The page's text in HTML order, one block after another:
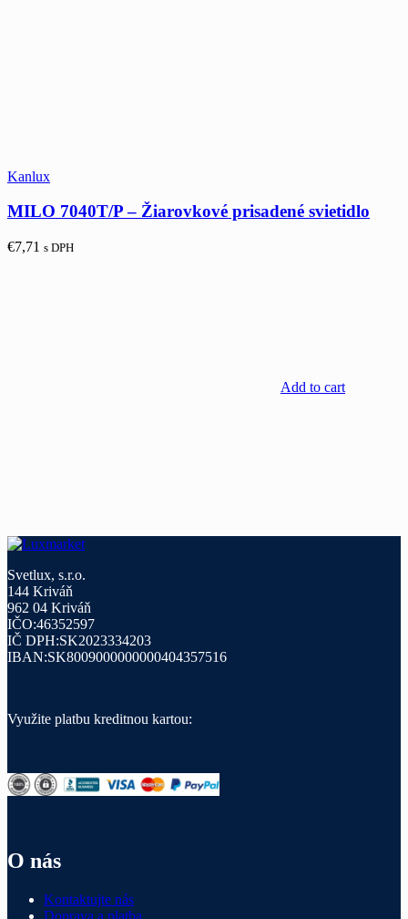
Kanlux
MILO 7040T/P – Žiarovkové prisadené svietidlo
€7,71 s DPH
Add to cart
Svetlux, s.r.o.
144 Kriváň
962 04 Kriváň
IČO:46352597
IČ DPH:SK2023334203
IBAN:SK8009000000000404357516
Využite platbu kreditnou kartou:
O nás
Kontaktujte nás
Doprava a platba